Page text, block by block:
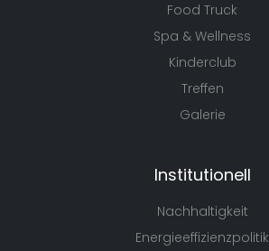
Food Truck
Spa & Wellness
Kinderclub
Treffen
Galerie
Institutionell
Nachhaltigkeit
Energieeffizienzpolitik